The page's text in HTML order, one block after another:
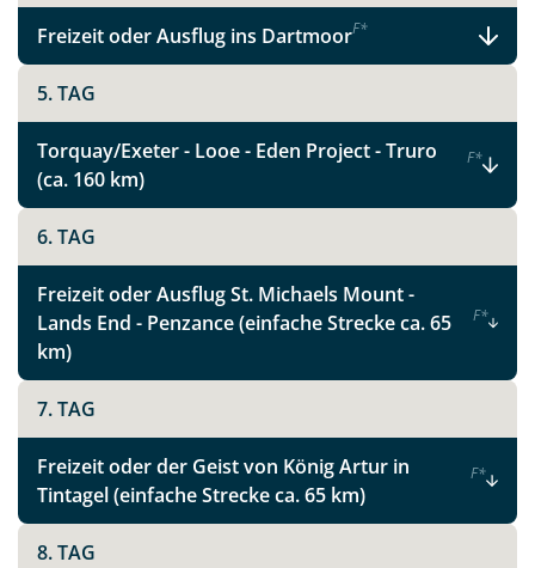
Freizeit oder Ausflug ins DartmoorF*
5. TAG
Torquay/Exeter - Looe - Eden Project - Truro
(ca. 160 km)
F*
6. TAG
Freizeit oder Ausflug St. Michaels Mount -
Lands End - Penzance (einfache Strecke ca. 65
km)
F*
7. TAG
Freizeit oder der Geist von König Artur in
Tintagel (einfache Strecke ca. 65 km)
F*
8. TAG